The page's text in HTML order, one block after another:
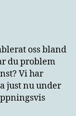
oss bland
du problem
Vi har
just nu under